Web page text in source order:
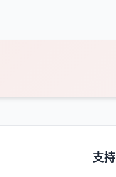
支持